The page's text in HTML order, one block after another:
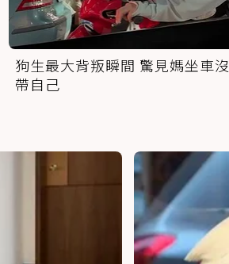
狗生最大背叛瞬間 驚見媽坐車沒
帶自己